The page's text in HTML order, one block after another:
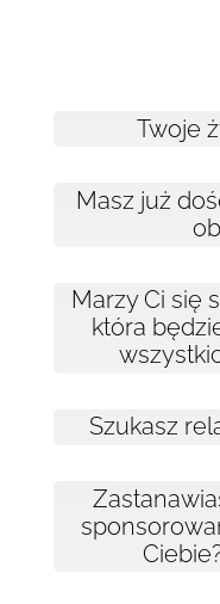
Twoje
Masz już
Marzy Ci się
która
Szukasz